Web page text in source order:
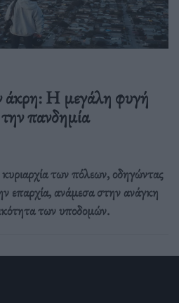
άκρη: H μεγάλη φυγή
πανδημία
των πόλεων, οδηγώντας
επαρχία, ανάμεσα στην ανάγκη
των υποδομών.